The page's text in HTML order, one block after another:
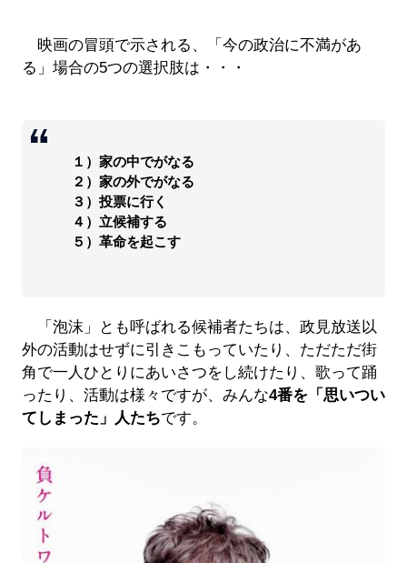
映画の冒頭で示される、「今の政治に不満があ
る」場合の5つの選択肢は・・・
１）家の中でがなる
２）家の外でがなる
３）投票に行く
４）立候補する
５）革命を起こす
「泡沫」とも呼ばれる候補者たちは、政見放送以
外の活動はせずに引きこもっていたり、ただただ街
角で一人ひとりにあいさつをし続けたり、歌って踊
ったり、活動は様々ですが、みんな4番を「思いつい
てしまった」人たちです。